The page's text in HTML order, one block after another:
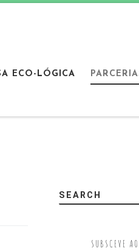
ECO-LÓGICA
SEARCH
SUBSCEVE